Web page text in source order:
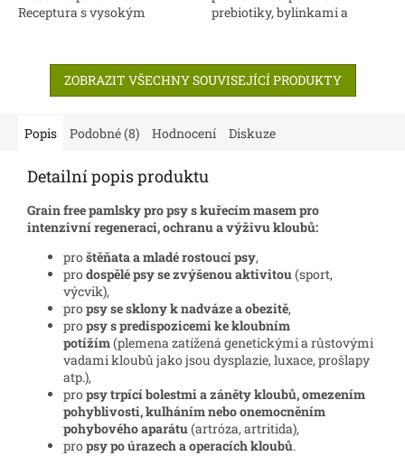
Receptura s vysokým
lososový olej. Bez obsahu
obilovin,...
prebiotiky, bylinkami a
ZOBRAZIT VŠECHNY SOUVISEJÍCÍ PRODUKTY
Popis Podobné (8) Hodnocení Diskuze
Detailní popis produktu
Grain free pamlsky pro psy s kuřecím masem pro
intenzivní regeneraci, ochranu a výživu kloubů:
proštěňata a mladé rostoucí psy,
prodospělé psy se zvýšenou aktivitou(sport,
výcvik),
propsy se sklony k nadváze a obezitě,
propsy s predispozicemi ke kloubním
potížím(plemena zatížená genetickými a růstovými
vadami kloubů jako jsou dysplazie, luxace, prošlapy
atp.),
propsy trpící bolestmi a záněty kloubů, omezením
pohyblivosti, kulháním nebo onemocněním
pohybového aparátu(artróza, artritida),
propsy po úrazech a operacích kloubů.